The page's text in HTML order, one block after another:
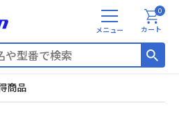
メ
ニ
カート
0
商品